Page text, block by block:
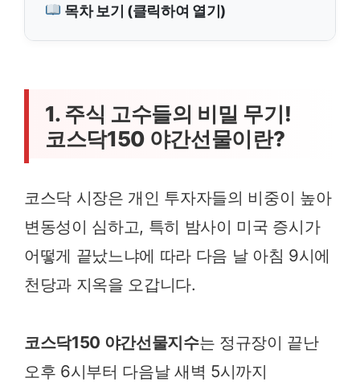
목차 보기 (클릭하여 열기)
1. 주식 고수들의 비밀 무기!
코스닥150 야간선물이란?
코스닥 시장은 개인 투자자들의 비중이 높아
변동성이 심하고, 특히 밤사이 미국 증시가
어떻게 끝났느냐에 따라 다음 날 아침 9시에
천당과 지옥을 오갑니다.
코스닥150 야간선물지수는 정규장이 끝난
오후 6시부터 다음날 새벽 5시까지